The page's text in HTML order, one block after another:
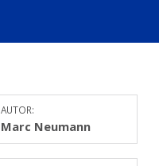
AUTOR:
Marc Neumann